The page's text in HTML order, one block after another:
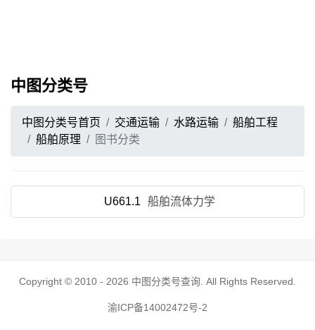
中图分类号
中图分类号首页 交通运输 水路运输
船舶工程
船舶原理
图书分类
U661.1 船舶流体力学
Copyright © 2010 - 2026 中图分类号查询 . All Rights Reserved.
渝ICP备14002472号-2